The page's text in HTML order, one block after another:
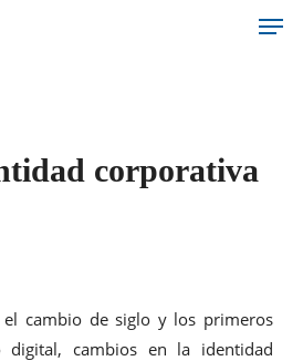
corporativa
cambio de siglo y los primeros
cambios en la identidad